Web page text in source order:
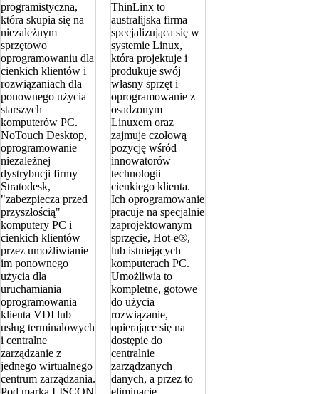
programistyczna,
która skupia się na
niezależnym
sprzętowo
oprogramowaniu dla
cienkich klientów i
rozwiązaniach dla
ponownego użycia
starszych
komputerów PC.
NoTouch Desktop,
oprogramowanie
niezależnej
dystrybucji firmy
Stratodesk,
"zabezpiecza przed
przyszłością"
komputery PC i
cienkich klientów
przez umożliwianie
im ponownego
użycia dla
uruchamiania
oprogramowania
klienta VDI lub
usług terminalowych
i centralne
zarządzanie z
jednego wirtualnego
centrum zarządzania.
ThinLinx to
australijska firma
specjalizująca się w
systemie Linux,
która projektuje i
produkuje swój
własny sprzęt i
oprogramowanie z
osadzonym
Linuxem oraz
zajmuje czołową
pozycję wśród
innowatorów
technologii
cienkiego klienta.
Ich oprogramowanie
pracuje na specjalnie
zaprojektowanym
sprzęcie, Hot-e®,
lub istniejących
komputerach PC.
Umożliwia to
kompletne, gotowe
do użycia
rozwiązanie,
opierające się na
dostępie do
centralnie
zarządzanych
danych, a przez to